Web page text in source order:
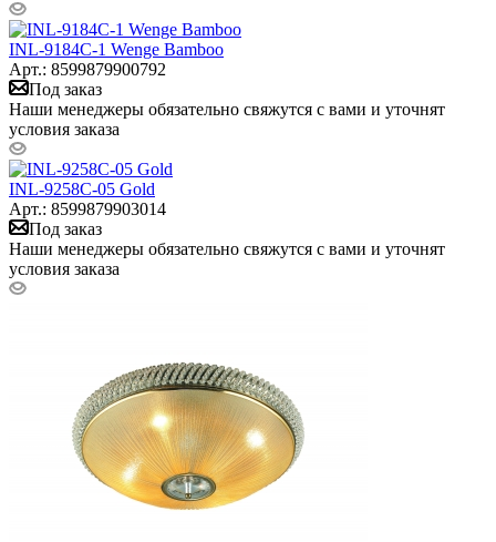
INL-9184C-1 Wenge Bamboo
Арт.: 8599879900792
Под заказ
Наши менеджеры обязательно свяжутся с вами и уточнят
условия заказа
INL-9258C-05 Gold
Арт.: 8599879903014
Под заказ
Наши менеджеры обязательно свяжутся с вами и уточнят
условия заказа